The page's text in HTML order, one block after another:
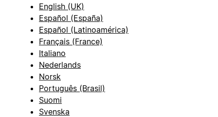
English (UK)
Español (España)
Español (Latinoamérica)
Français (France)
Italiano
Nederlands
Norsk
Português (Brasil)
Suomi
Svenska